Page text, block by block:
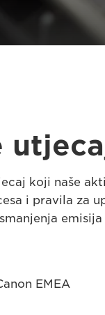
koji naše
i pravila za
EMEA